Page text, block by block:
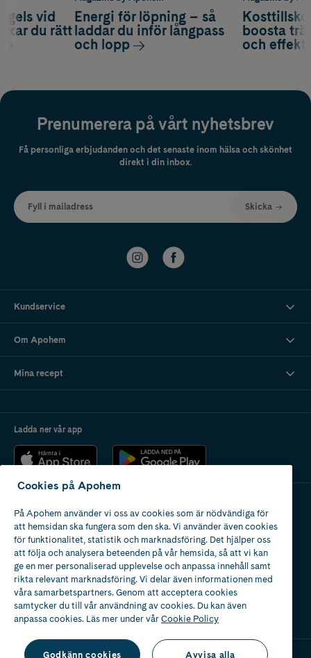
boosta
och
gels vid
du rätt
Energi för löpning – så
laddar du inför långpass
och lopp
Prenumerera på vårt nyhetsbrev
Få personliga erbjudanden och det senaste inom hälsa och skönhet
direkt i din inbox.
Fyll i mailadress Skicka
Kundservice
Om Apohem
Mina recept
Ladda ner vår app
Apotek med tillstånd
av Läkemedelsverket
Cookies på Apohem
På Apohem använder vi oss av cookies som är nödvändiga för
att hemsidan ska fungera som den ska. Vi använder även cookies
för funktionalitet, statistik och marknadsföring. Det hjälper oss
att följa och analysera beteenden på vår hemsida, så att vi kan
ge en mer personaliserad upplevelse och anpassa innehåll samt
rikta relevant marknadsföring. Vi delar även informationen med
våra samarbetspartners. Genom att acceptera cookies
samtycker du till vår användning av cookies. Du kan även
anpassa cookies. Läs mer under vårCookie Policy
Godkänn cookies Avvisa alla